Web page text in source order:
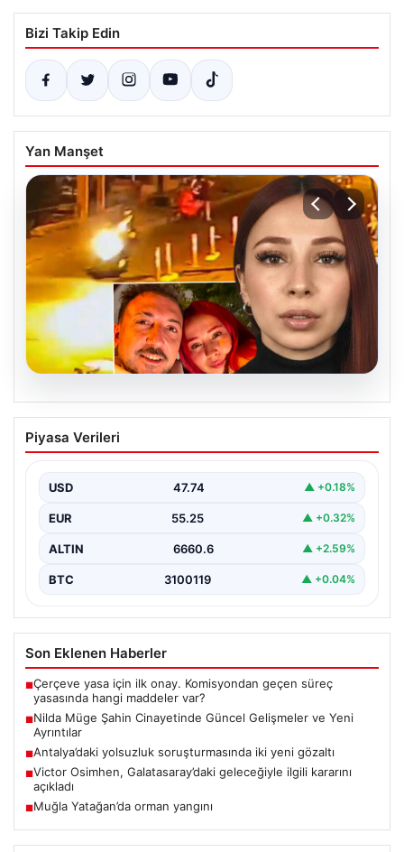
Bizi Takip Edin
Yan Manşet
Nilda Müge Şahin Cinayetinde Güncel
Gelişmeler ve Yeni Ayrıntılar
kadının hayatını kaybetmesine neden olan trajik…
Piyasa Verileri
USD 47.74 ▲ +0.18%
EUR 55.25 ▲ +0.32%
ALTIN 6660.6 ▲ +2.59%
BTC 3100119 ▲ +0.04%
Son Eklenen Haberler
■Çerçeve yasa için ilk onay. Komisyondan geçen süreç
yasasında hangi maddeler var?
■Nilda Müge Şahin Cinayetinde Güncel Gelişmeler ve Yeni
Ayrıntılar
■Antalya’daki yolsuzluk soruşturmasında iki yeni gözaltı
■Victor Osimhen, Galatasaray’daki geleceğiyle ilgili kararını
açıkladı
■Muğla Yatağan’da orman yangını